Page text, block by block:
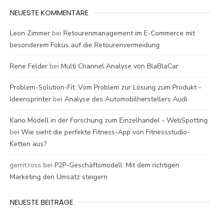
NEUESTE KOMMENTARE
Leon Zimmer bei Retourenmanagement im E-Commerce mit
besonderem Fokus auf die Retourenvermeidung
Rene Felder bei Multi Channel Analyse von BlaBlaCar
Problem-Solution-Fit: Vom Problem zur Lösung zum Produkt -
Ideensprinter bei Analyse des Automobilherstellers Audi
Kano Modell in der Forschung zum Einzelhandel - WebSpotting
bei Wie sieht die perfekte Fitness-App von Fitnessstudio-
Ketten aus?
gerrit.ross bei P2P-Geschäftsmodell: Mit dem richtigen
Marketing den Umsatz steigern
NEUESTE BEITRÄGE